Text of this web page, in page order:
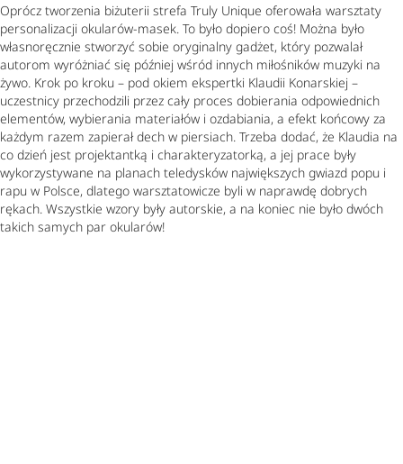
Oprócz tworzenia biżuterii strefa Truly Unique oferowała warsztaty
personalizacji okularów-masek. To było dopiero coś! Można było
własnoręcznie stworzyć sobie oryginalny gadżet, który pozwalał
autorom wyróżniać się później wśród innych miłośników muzyki na
żywo. Krok po kroku – pod okiem ekspertki Klaudii Konarskiej –
uczestnicy przechodzili przez cały proces dobierania odpowiednich
elementów, wybierania materiałów i ozdabiania, a efekt końcowy za
każdym razem zapierał dech w piersiach. Trzeba dodać, że Klaudia na
co dzień jest projektantką i charakteryzatorką, a jej prace były
wykorzystywane na planach teledysków największych gwiazd popu i
rapu w Polsce, dlatego warsztatowicze byli w naprawdę dobrych
rękach. Wszystkie wzory były autorskie, a na koniec nie było dwóch
takich samych par okularów!